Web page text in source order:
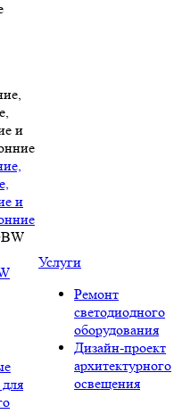
и
Услуги
Ремонт
светодиодного
оборудования
Дизайн-проект
архитектурного
освещения